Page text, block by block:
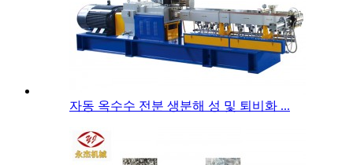
자동 옥수수 전분 생분해 성 및 퇴비화 ...